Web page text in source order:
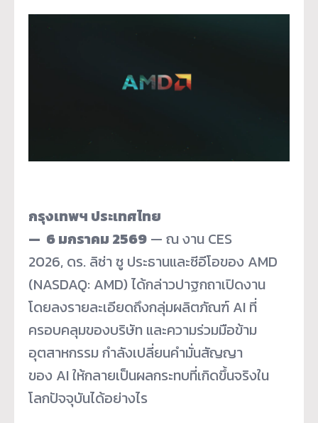
กรุงเทพฯ ประเทศไทย
— 6 มกราคม 2569 — ณ งาน CES
2026, ดร. ลิซ่า ซู ประธานและซีอีโอของ AMD
(NASDAQ: AMD) ได้กล่าวปาฐกถาเปิดงาน
โดยลงรายละเอียดถึงกลุ่มผลิตภัณฑ์ AI ที่
ครอบคลุมของบริษัท และความร่วมมือข้าม
อุตสาหกรรม กำลังเปลี่ยนคำมั่นสัญญา
ของ AI ให้กลายเป็นผลกระทบที่เกิดขึ้นจริงใน
โลกปัจจุบันได้อย่างไร